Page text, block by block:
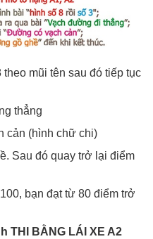
mũi tên sau đó tiếp tục
thẳng
cản (hình chữ chi)
Sau đó quay trở lại điểm
bạn đạt từ 80 điểm trở
THI BẰNG LÁI XE A2